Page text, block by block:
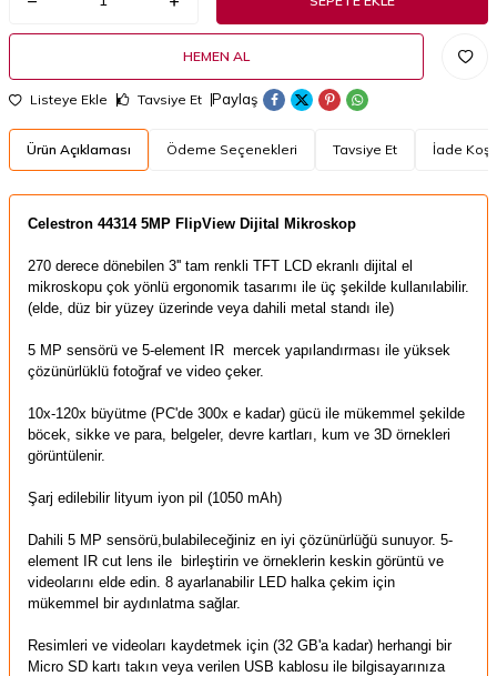
HEMEN AL
Listeye Ekle Tavsiye Et Paylaş
Ürün Açıklaması Ödeme Seçenekleri Tavsiye Et İade
Celestron 44314 5MP FlipView Dijital Mikroskop
270 derece dönebilen 3'' tam renkli TFT LCD ekranlı dijital el
mikroskopu çok yönlü ergonomik tasarımı ile üç şekilde kullanılabilir.
(elde, düz bir yüzey üzerinde veya dahili metal standı ile)
5 MP sensörü ve 5-element IR mercek yapılandırması ile yüksek
çözünürlüklü fotoğraf ve video çeker.
10x-120x büyütme (PC'de 300x e kadar) gücü ile mükemmel şekilde
böcek, sikke ve para , belgeler, devre kartları kum ve 3D örnekleri
görüntülenir.
Şarj edilebilir lityum iyon pil (1050 mAh)
Dahili 5 MP sensörü bulabileceğiniz en iyi çözünürlüğü sunuyor. 5-
element IR cut lens ile birleştirin ve örneklerin keskin görüntü ve
videolarını elde edin. 8 ayarlanabilir LED halka çekim için
mükemmel bir aydınlatma sağlar.
Resimleri ve videoları kaydetmek için (32 GB'a kadar) herhangi bir
Micro SD kartı takın veya verilen USB kablosu ile bilgisayarınıza